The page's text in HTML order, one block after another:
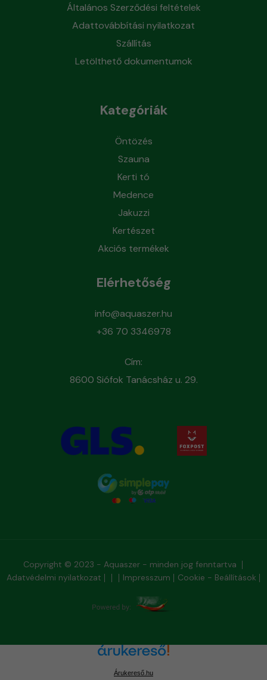
Általános Szerződési feltételek
Adattovábbítási nyilatkozat
Szállítás
Letölthető dokumentumok
Kategóriák
Öntözés
Szauna
Kerti tó
Medence
Jakuzzi
Kertészet
Akciós termékek
Elérhetőség
info@aquaszer.hu
+36 70 3346978
Cím:
8600 Siófok Tanácsház u. 29.
Copyright © 2023 - Aquaszer - minden jog fenntartva
Adatvédelmi nyilatkozat
Impresszum Cookie - Beállítások
Árukereső.hu